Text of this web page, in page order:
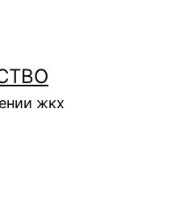
жкх